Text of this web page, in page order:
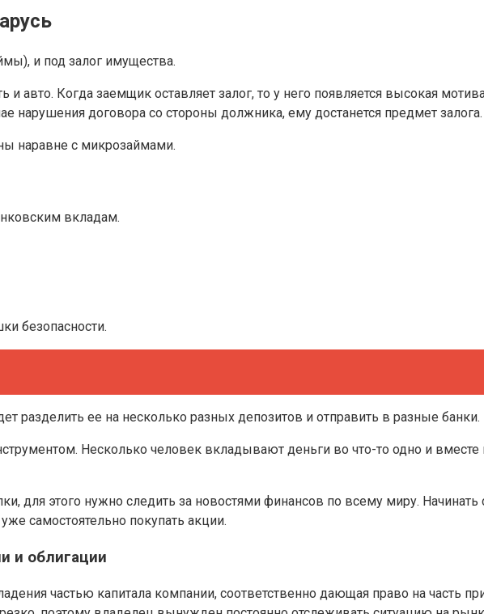
и под залог имущества.
авто. Когда заемщик оставляет залог, то у него появляется высокая
нарушения договора со стороны должника, ему достанется предмет залога.
наравне с микрозаймами.
вкладам.
безопасности.
разделить ее на несколько разных депозитов и отправить в разные банки.
Несколько человек вкладывают деньги во что-то одно и
для этого нужно следить за новостями финансов по всему миру.
самостоятельно покупать акции.
и облигации
частью капитала компании, соответственно дающая право на часть